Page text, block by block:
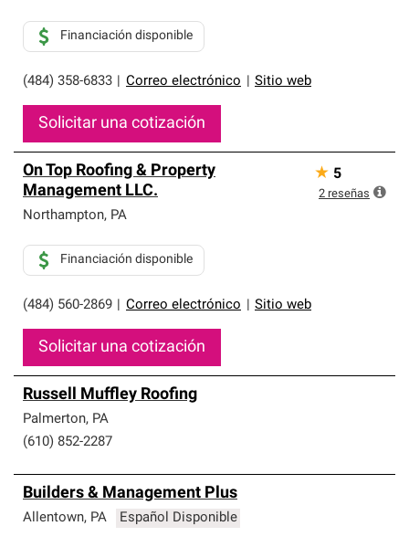
(484) 358-6833 Correo electrónico Sitio web
Financiación disponible
Solicitar una cotización
On Top Roofing & Property
Management LLC.
Northampton, PA
(484) 560-2869 Correo electrónico Sitio web
Financiación disponible
Solicitar una cotización
★ 5
2 reseñas
Russell Muffley Roofing
Palmerton, PA
(610) 852-2287
Builders & Management Plus
Allentown, PA Español Disponible